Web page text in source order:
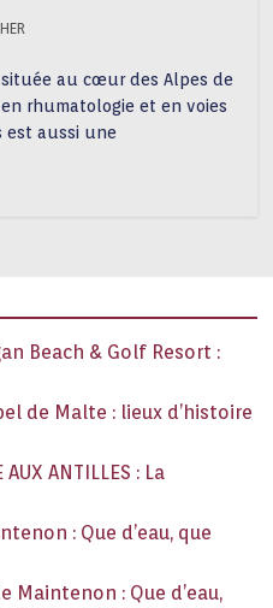
au cœur des Alpes de
rhumatologie et en voies
est aussi une
Beach & Golf Resort :
de Malte : lieux d’histoire
AUX ANTILLES : La
: Que d’eau, que
Maintenon : Que d’eau,